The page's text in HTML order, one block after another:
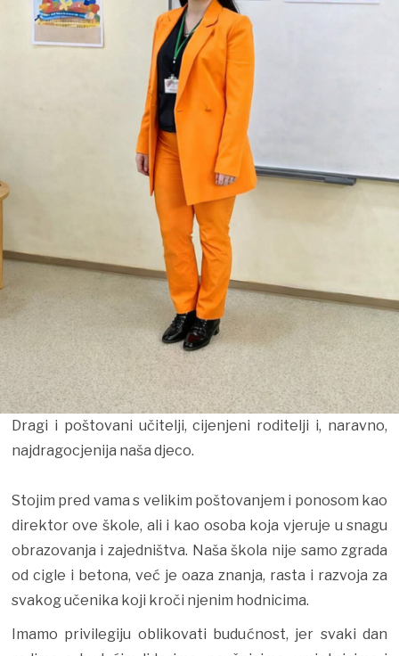
Dragi i poštovani učitelji, cijenjeni roditelji i, naravno,
najdragocjenija naša djeco.
Stojim pred vama s velikim poštovanjem i ponosom kao
direktor ove škole, ali i kao osoba koja vjeruje u snagu
obrazovanja i zajedništva. Naša škola nije samo zgrada
od cigle i betona, već je oaza znanja, rasta i razvoja za
svakog učenika koji kroči njenim hodnicima.
Imamo privilegiju oblikovati budućnost, jer svaki dan